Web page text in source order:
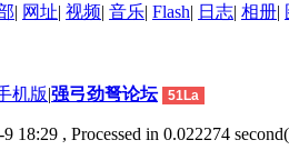
| 网址| 视频| 音乐| Flash| 日志| 相册|
机版|强弓劲弩论坛 51La
18:29 , Processed in 0.022274